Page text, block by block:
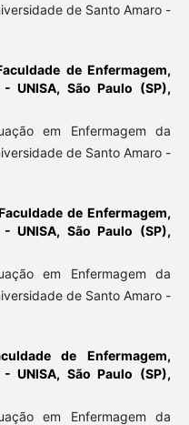
de Santo Amaro -
de Enfermagem,
UNISA, São Paulo (SP),
em Enfermagem da
de Santo Amaro -
de Enfermagem,
UNISA, São Paulo (SP),
em Enfermagem da
de Santo Amaro -
de Enfermagem,
UNISA, São Paulo (SP),
em Enfermagem da